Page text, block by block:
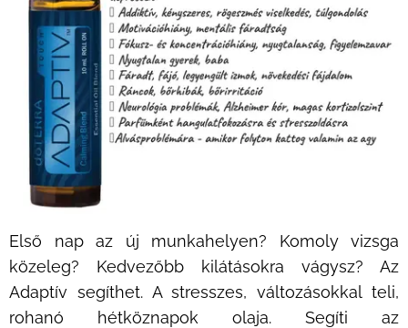
Első nap az új munkahelyen? Komoly vizsga
közeleg? Kedvezőbb kilátásokra vágysz? Az
Adaptív segíthet. A stresszes, változásokkal teli,
rohanó hétköznapok olaja. Segíti az